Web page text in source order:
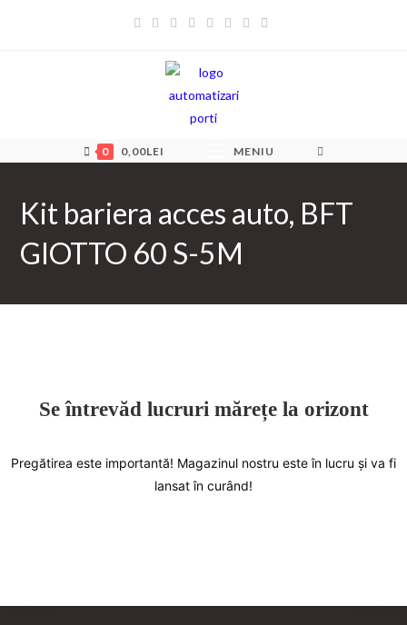
0 0,00LEI MENIU
Kit bariera acces auto, BFT
GIOTTO 60 S-5M
Se întrevăd lucruri mărețe la orizont
Pregătirea este importantă! Magazinul nostru este în lucru și va fi
lansat în curând!